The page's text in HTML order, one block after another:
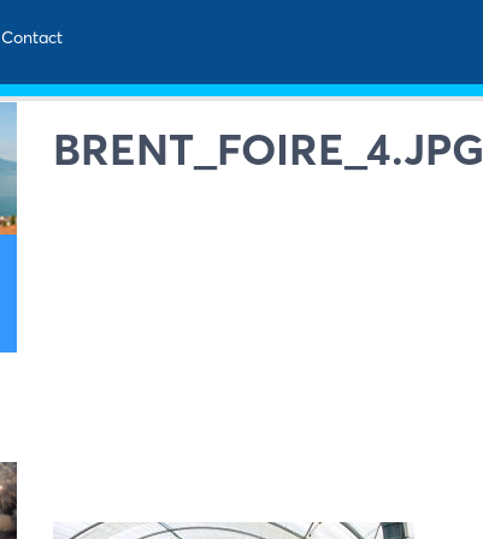
Contact
BRENT_FOIRE_4.JPG